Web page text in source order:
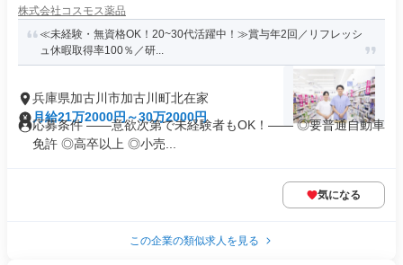
株式会社コスモス薬品
≪未経験・無資格OK！20~30代活躍中！≫賞与年2回／リフレッシ
ュ休暇取得率100％／研...
兵庫県加古川市加古川町北在家
月給21万2000円～30万2000円
応募条件 ――意欲次第で未経験者もOK！―― ◎要普通自動車
免許 ◎高卒以上 ◎小売...
気になる
この企業の類似求人を見る